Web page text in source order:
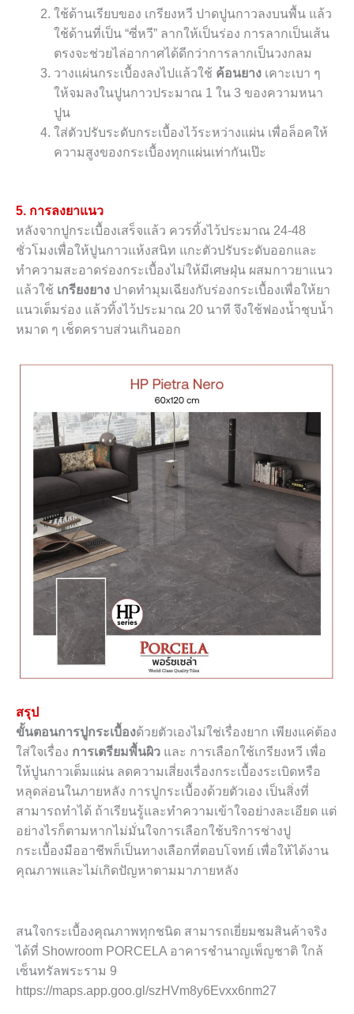
ใช้ด้านเรียบของ เกรียงหวี ปาดปูนกาวลงบนพื้น แล้ว
ใช้ด้านที่เป็น “ซี่หวี” ลากให้เป็นร่อง การลากเป็นเส้น
ตรงจะช่วยไล่อากาศได้ดีกว่าการลากเป็นวงกลม
วางแผ่นกระเบื้องลงไปแล้วใช้ ค้อนยาง เคาะเบา ๆ
ให้จมลงในปูนกาวประมาณ 1 ใน 3 ของความหนา
ปูน
ใส่ตัวปรับระดับกระเบื้องไว้ระหว่างแผ่น เพื่อล็อคให้
ความสูงของกระเบื้องทุกแผ่นเท่ากันเป๊ะ
5. การลงยาแนว
หลังจากปูกระเบื้องเสร็จแล้ว ควรทิ้งไว้ประมาณ 24-48
ชั่วโมงเพื่อให้ปูนกาวแห้งสนิท แกะตัวปรับระดับออกและ
ทำความสะอาดร่องกระเบื้องไม่ให้มีเศษฝุ่น ผสมกาวยาแนว
แล้วใช้ เกรียงยาง ปาดทำมุมเฉียงกับร่องกระเบื้องเพื่อให้ยา
แนวเต็มร่อง แล้วทิ้งไว้ประมาณ 20 นาที จึงใช้ฟองน้ำชุบน้ำ
หมาด ๆ เช็ดคราบส่วนเกินออก
สรุป
ขั้นตอนการปูกระเบื้องด้วยตัวเองไม่ใช่เรื่องยาก เพียงแค่ต้อง
ใส่ใจเรื่อง การเตรียมพื้นผิว และ การเลือกใช้เกรียงหวี เพื่อ
ให้ปูนกาวเต็มแผ่น ลดความเสี่ยงเรื่องกระเบื้องระเบิดหรือ
หลุดล่อนในภายหลัง การปูกระเบื้องด้วยตัวเอง เป็นสิ่งที่
สามารถทำได้ ถ้าเรียนรู้และทำความเข้าใจอย่างละเอียด แต่
อย่างไรก็ตามหากไม่มั่นใจการเลือกใช้บริการช่างปู
กระเบื้องมืออาชีพก็เป็นทางเลือกที่ตอบโจทย์ เพื่อให้ได้งาน
คุณภาพและไม่เกิดปัญหาตามมาภายหลัง
สนใจกระเบื้องคุณภาพทุกชนิด สามารถเยี่ยมชมสินค้าจริง
ได้ที่ Showroom PORCELA อาคารชำนาญเพ็ญชาติ ใกล้
เซ็นทรัลพระราม 9
https://maps.app.goo.gl/szHVm8y6Evxx6nm27